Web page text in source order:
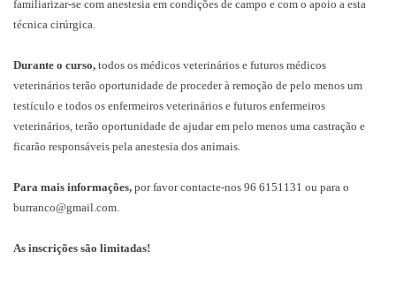
familiarizar-se com anestesia em condições de campo e com o apoio a esta
técnica cirúrgica.
Durante o curso, todos os médicos veterinários e futuros médicos
veterinários terão oportunidade de proceder à remoção de pelo menos um
testículo e todos os enfermeiros veterinários e futuros enfermeiros
veterinários, terão oportunidade de ajudar em pelo menos uma castração e
ficarão responsáveis pela anestesia dos animais.
Para mais informações, por favor contacte-nos 96 6151131 ou para o
burranco@gmail.com.
As inscrições são limitadas!